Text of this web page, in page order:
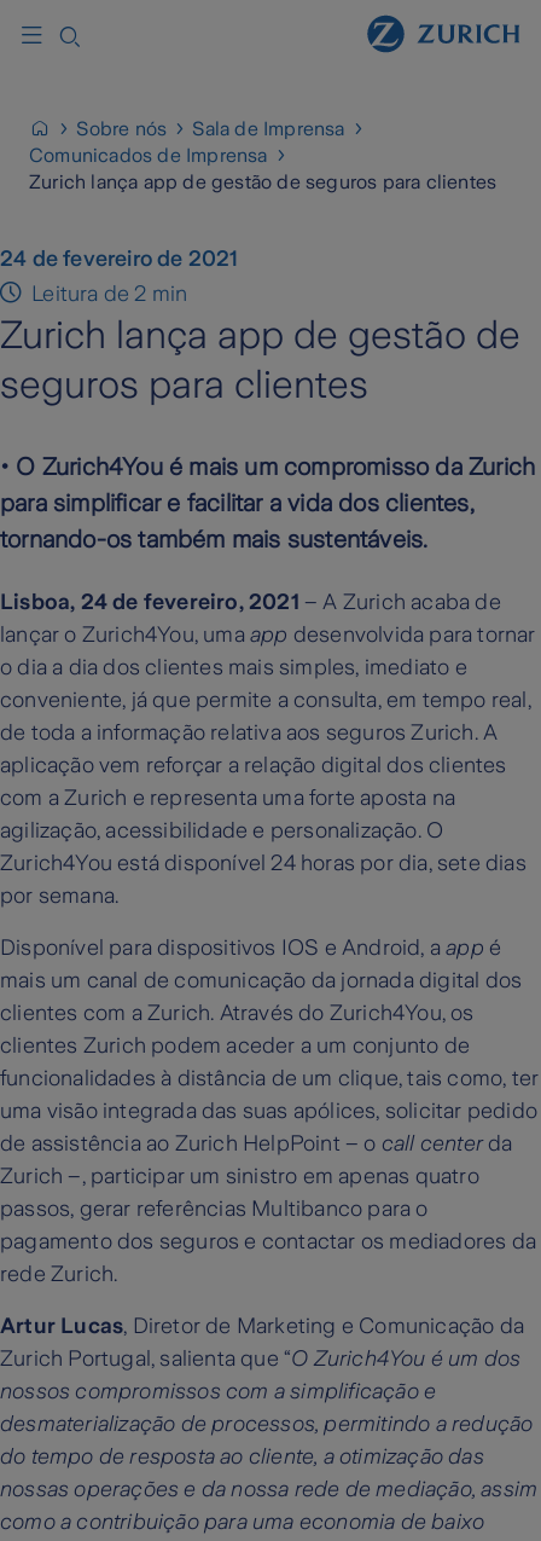
Sobre nós
Sala de Imprensa
Comunicados de Imprensa
Zurich lança app de gestão de seguros para clientes
24 de fevereiro de 2021
Leitura de 2 min
Zurich lança app de gestão de
seguros para clientes
• O Zurich4You é mais um compromisso da Zurich
para simplificar e facilitar a vida dos clientes,
tornando-os também mais sustentáveis.
Lisboa, 24 de fevereiro, 2021 – A Zurich acaba de
lançar o Zurich4You, uma app desenvolvida para tornar
o dia a dia dos clientes mais simples, imediato e
conveniente, já que permite a consulta, em tempo real,
de toda a informação relativa aos seguros Zurich. A
aplicação vem reforçar a relação digital dos clientes
com a Zurich e representa uma forte aposta na
agilização, acessibilidade e personalização. O
Zurich4You está disponível 24 horas por dia, sete dias
por semana.
Disponível para dispositivos IOS e Android, aapp é
mais um canal de comunicação da jornada digital dos
clientes com a Zurich. Através do Zurich4You, os
clientes Zurich podem aceder a um conjunto de
funcionalidades à distância de um clique, tais como, ter
uma visão integrada das suas apólices, solicitar pedido
de assistência ao Zurich HelpPoint – o call centerda
Zurich –, participar um sinistro em apenas quatro
passos, gerar referências Multibanco para o
pagamento dos seguros e contactar os mediadores da
rede Zurich.
Artur Lucas, Diretor de Marketing e Comunicação da
Zurich Portugal, salienta que “O Zurich4You é um dos
nossos compromissos com a simplificação e
desmaterialização de processos, permitindo a redução
do tempo de resposta ao cliente, a otimização das
nossas operações e da nossa rede de mediação, assim
como a contribuição para uma economia de baixo